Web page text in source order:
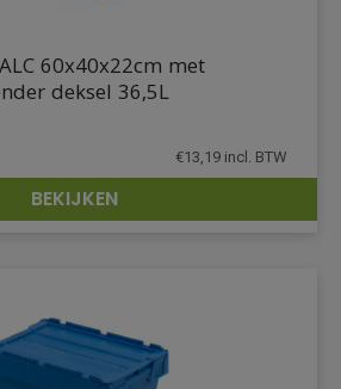
DETAILS
60x40x22cm met
deksel 36,5L
€13,19 incl. BTW
BEKIJKEN